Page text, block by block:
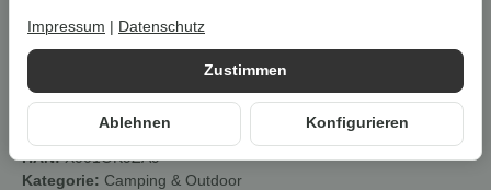
Cookies erlauben
HAN:X001OK9ZA9
Kategorie: Camping & Outdoor
Zustimmen
Ablehnen Konfigurieren
Impressum Datenschutz